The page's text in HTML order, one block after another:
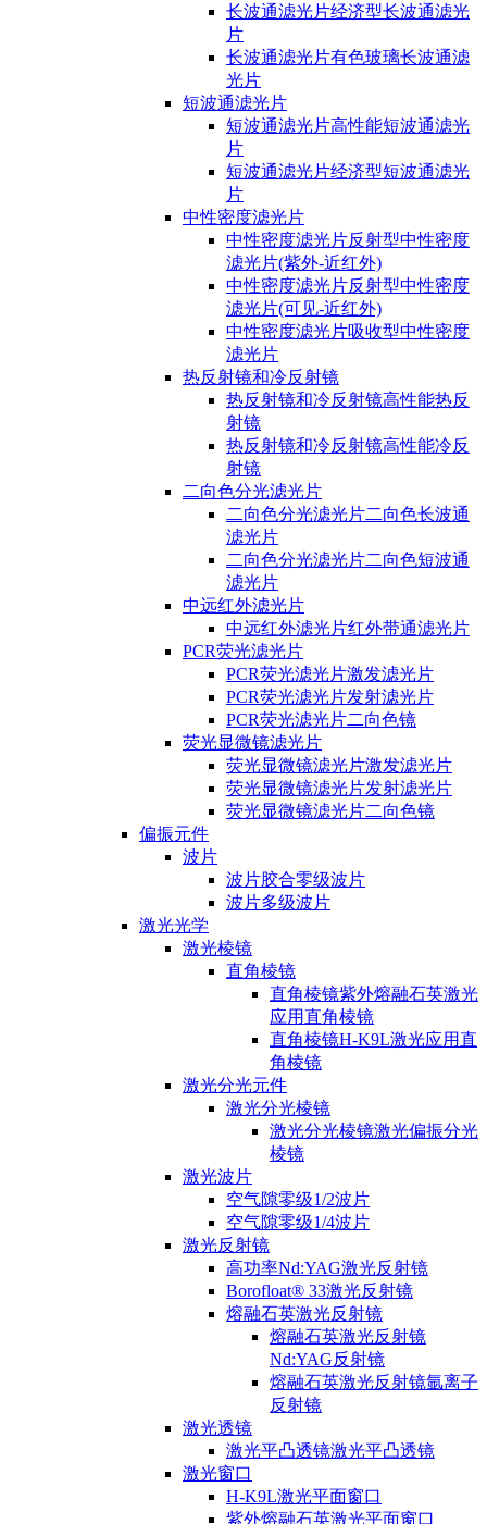
长波通滤光片经济型长波通滤光
片
长波通滤光片有色玻璃长波通滤
光片
短波通滤光片
短波通滤光片高性能短波通滤光
片
短波通滤光片经济型短波通滤光
片
中性密度滤光片
中性密度滤光片反射型中性密度
滤光片(紫外-近红外)
中性密度滤光片反射型中性密度
滤光片(可见-近红外)
中性密度滤光片吸收型中性密度
滤光片
热反射镜和冷反射镜
热反射镜和冷反射镜高性能热反
射镜
热反射镜和冷反射镜高性能冷反
射镜
二向色分光滤光片
二向色分光滤光片二向色长波通
滤光片
二向色分光滤光片二向色短波通
滤光片
中远红外滤光片
中远红外滤光片红外带通滤光片
PCR荧光滤光片
PCR荧光滤光片激发滤光片
PCR荧光滤光片发射滤光片
PCR荧光滤光片二向色镜
荧光显微镜滤光片
荧光显微镜滤光片激发滤光片
荧光显微镜滤光片发射滤光片
荧光显微镜滤光片二向色镜
偏振元件
波片
波片胶合零级波片
波片多级波片
激光光学
激光棱镜
直角棱镜
直角棱镜紫外熔融石英激光
应用直角棱镜
直角棱镜H-K9L激光应用直
角棱镜
激光分光元件
激光分光棱镜
激光分光棱镜激光偏振分光
棱镜
激光波片
空气隙零级1/2波片
空气隙零级1/4波片
激光反射镜
高功率Nd:YAG激光反射镜
Borofloat® 33激光反射镜
熔融石英激光反射镜
熔融石英激光反射镜
Nd:YAG反射镜
熔融石英激光反射镜氩离子
反射镜
激光透镜
激光平凸透镜激光平凸透镜
激光窗口
H-K9L激光平面窗口
紫外熔融石英激光平面窗口